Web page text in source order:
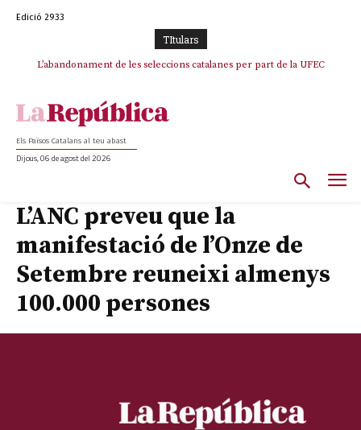
Edició 2933
TItulars
L’abandonament de les seleccions catalanes per part de la UFEC
Els Països Catalans al teu abast
Dijous, 06 de agost del 2026
L’ANC preveu que la
manifestació de l’Onze de
Setembre reuneixi almenys
100.000 persones